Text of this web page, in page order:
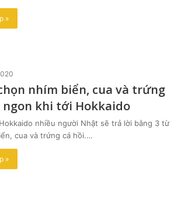
»
nhím biển, cua và trứng
ngon khi tới Hokkaido
nhiều người Nhật sẽ trả lời bằng 3 từ
cua và trứng cá hồi.…
»